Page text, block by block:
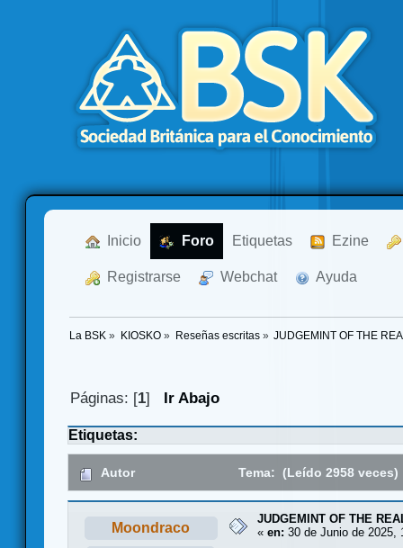
Inicio Foro Etiquetas Ezine
Registrarse Webchat Ayuda
La BSK » KIOSKO» Reseñas escritas» JUDGEMINT OF THE
Páginas: [1] Ir Abajo
Etiquetas:
Autor Tema: (Leído 2958 veces)
Moondraco
JUDGEMINT OF THE
« en: 30 de Junio de 2025,